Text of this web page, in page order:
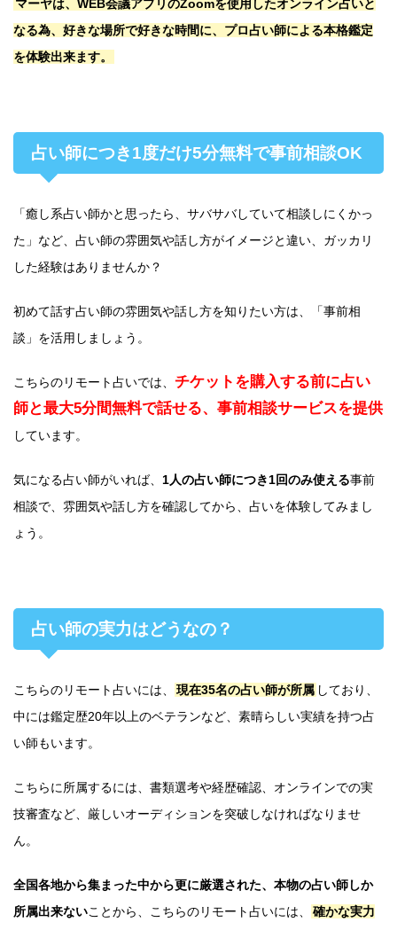
マーヤは、WEB会議アプリのZoomを使用したオンライン占いと
なる為、好きな場所で好きな時間に、プロ占い師による本格鑑定
を体験出来ます。
占い師につき1度だけ5分無料で事前相談OK
「癒し系占い師かと思ったら、サバサバしていて相談しにくかっ
た」など、占い師の雰囲気や話し方がイメージと違い、ガッカリ
した経験はありませんか？
初めて話す占い師の雰囲気や話し方を知りたい方は、「事前相
談」を活用しましょう。
こちらのリモート占いでは、 チケットを購入する前に占い
師と最大5分間無料で話せる、事前相談サービスを提供
しています。
気になる占い師がいれば、 1人の占い師につき1回のみ使える事前
相談で、雰囲気や話し方を確認してから、占いを体験してみまし
ょう。
占い師の実力はどうなの？
こちらのリモート占いには、 現在35名の占い師が所属 しており、
中には鑑定歴20年以上のベテランなど、素晴らしい実績を持つ占
い師もいます。
こちらに所属するには、書類選考や経歴確認、オンラインでの実
技審査など、厳しいオーディションを突破しなければなりませ
ん。
全国各地から集まった中から更に厳選された、本物の占い師しか
所属出来ないことから、こちらのリモート占いには、
確かな実力